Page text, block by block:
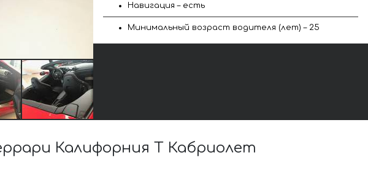
Навигация – есть
Минимальный возраст водителя (лет) – 25
Калифорния Т Кабриолет